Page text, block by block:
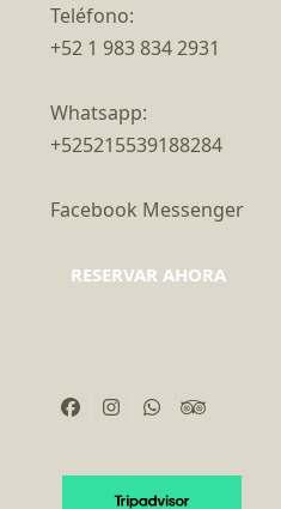
Teléfono:
+52 1 983 834 2931
Whatsapp:
+525215539188284
Facebook Messenger
RESERVAR AHORA
Facebook
Instagram
WhatsappTripadvisor